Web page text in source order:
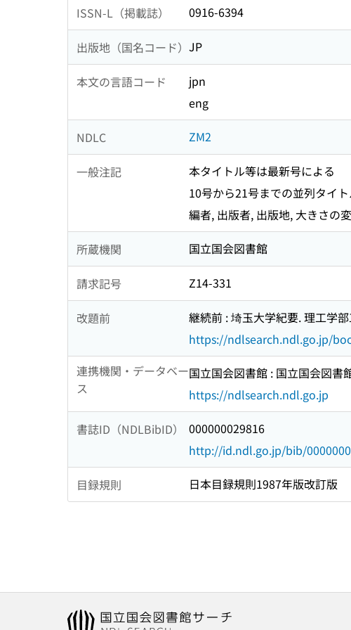
ISSN-L（掲載誌） 0916-6394
出版地（国名コード） JP
本文の言語コード
jpn
eng
NDLC ZM2
一般注記
本タイトル等は最新号による
10号から21号までの並列タイ
編者, 出版者, 出版地, 大きさの
所蔵機関 国立国会図書館
請求記号 Z14-331
改題前
継続前 : 埼玉大学紀要. 理工学
https://ndlsearch.ndl.go.jp/
連携機関・データベー
ス
国立国会図書館 : 国立国会図書
https://ndlsearch.ndl.go.jp
書誌ID（NDLBibID）
000000029816
http://id.ndl.go.jp/bib/
目録規則 日本目録規則1987年版改訂版